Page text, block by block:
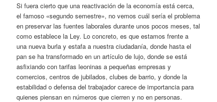
Si fuera cierto que una reactivación de la economía está cerca,
el famoso «segundo semestre», no vemos cuál sería el problema
en preservar las fuentes laborales durante unos pocos meses, tal
como establece la Ley. Lo concreto, es que estamos frente a
una nueva burla y estafa a nuestra ciudadanía, donde hasta el
pan se ha transformado en un artículo de lujo, donde se está
asfixiando con tarifas leoninas a pequeñas empresas y
comercios, centros de jubilados, clubes de barrio, y donde la
estabilidad o defensa del trabajador carece de importancia para
quienes piensan en números que cierren y no en personas.